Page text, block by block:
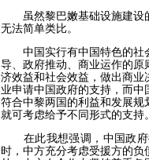
虽然黎巴嫩基础设施建设的
无法简单类比。
中国实行有中国特色的社
导、政府推动、商业运作的
济效益和社会效益，做出商
业申请中国政府的支持，而
符合中黎两国的利益和发展规
就可考虑给予不同形式的支持。
在此我想强调，中国政府
时，中方充分考虑受援方的